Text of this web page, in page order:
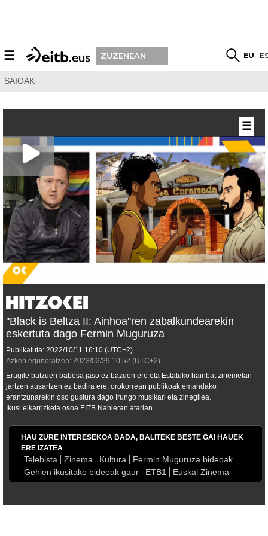
☰ ZUZENEAN EU
SAIOAK
''Black is Beltza II: Ainhoa''ren zabalkundearekin
eskertuta dago Fermin Muguruza
Publikatuta: 2022/10/11 16:10 (UTC+2)
Azken eguneratzea: 2023/03/29 10:52 (UTC+2)
Eragile batzuen babesa jaso ez bazuen ere eta Estatuko hainbat zinemetan
jartzen ausartzen ez badira ere, orokorrean publikoak emandako
erantzunarekin oso gustura dago Irungo musikari eta zinegilea.
Ikusi elkarrizketa osoa EITB Nahieran atarian.
HAU ZURE INTERESEKOA BADA, BALITEKE BESTE GAI HAUEK
ERE IZATEA
Telebista Zinema Kultura
Fermin Muguruza bideoak
Gehien ikusitako bideoak gaur
ETB1 Euskal Zinema
☰